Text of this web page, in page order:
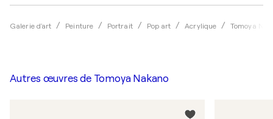
Galerie d'art Peinture Portrait Pop art Acrylique Tomoya
Autres œuvres de Tomoya Nakano